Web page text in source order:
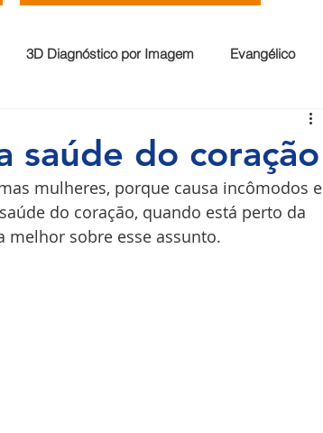
3D Diagnóstico por Imagem Evangélico
saúde do coração
mulheres, porque causa incômodos e
do coração, quando está perto da
melhor sobre esse assunto.